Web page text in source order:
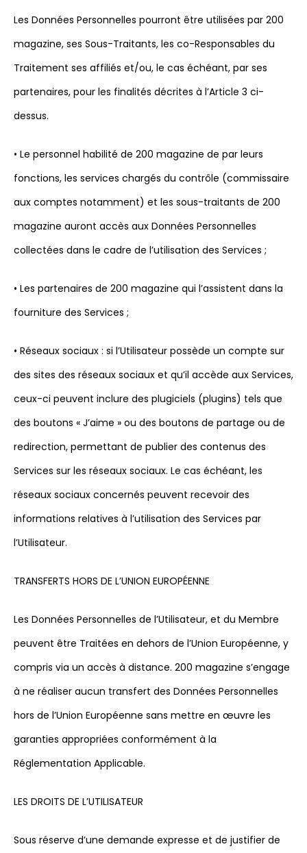
Les Données Personnelles pourront être utilisées par 200
magazine, ses Sous-Traitants, les co-Responsables du
Traitement ses affiliés et/ou, le cas échéant, par ses
partenaires, pour les finalités décrites à l’Article 3 ci-
dessus.
• Le personnel habilité de 200 magazine de par leurs
fonctions, les services chargés du contrôle (commissaire
aux comptes notamment) et les sous-traitants de 200
magazine auront accès aux Données Personnelles
collectées dans le cadre de l’utilisation des Services ;
• Les partenaires de 200 magazine qui l’assistent dans la
fourniture des Services ;
• Réseaux sociaux : si l’Utilisateur possède un compte sur
des sites des réseaux sociaux et qu’il accède aux Services,
ceux-ci peuvent inclure des plugiciels (plugins) tels que
des boutons « J’aime » ou des boutons de partage ou de
redirection, permettant de publier des contenus des
Services sur les réseaux sociaux. Le cas échéant, les
réseaux sociaux concernés peuvent recevoir des
informations relatives à l’utilisation des Services par
l’Utilisateur.
TRANSFERTS HORS DE L’UNION EUROPÉENNE
Les Données Personnelles de l’Utilisateur, et du Membre
peuvent être Traitées en dehors de l’Union Européenne, y
compris via un accès à distance. 200 magazine s’engage
à ne réaliser aucun transfert des Données Personnelles
hors de l’Union Européenne sans mettre en œuvre les
garanties appropriées conformément à la
Réglementation Applicable.
LES DROITS DE L’UTILISATEUR
Sous réserve d’une demande expresse et de justifier de